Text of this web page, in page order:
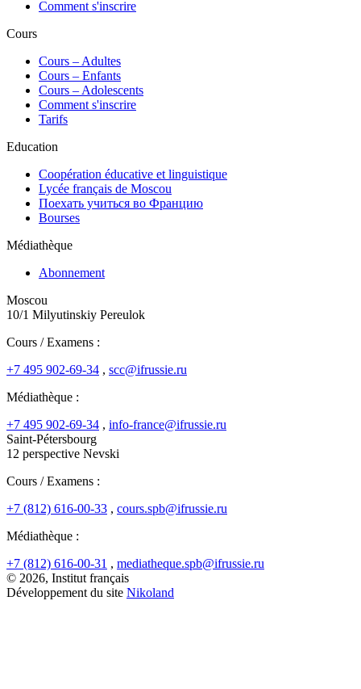
Comment s'inscrire
Cours
Сours – Adultes
Cours – Enfants
Cours – Adolescents
Comment s'inscrire
Tarifs
Education
Coopération éducative et linguistique
Lycée français de Moscou
Поехать учиться во Францию
Bourses
Médiathèque
Abonnement
Moscou
10/1 Milyutinskiy Pereulok
Cours / Examens :
+7 495 902-69-34 , scc@ifrussie.ru
Médiathèque :
+7 495 902-69-34 , info-france@ifrussie.ru
Saint-Pétersbourg
12 perspective Nevski
Cours / Examens :
+7 (812) 616-00-33 , cours.spb@ifrussie.ru
Médiathèque :
+7 (812) 616-00-31 , mediatheque.spb@ifrussie.ru
© 2026, Institut français
Développement du site Nikoland